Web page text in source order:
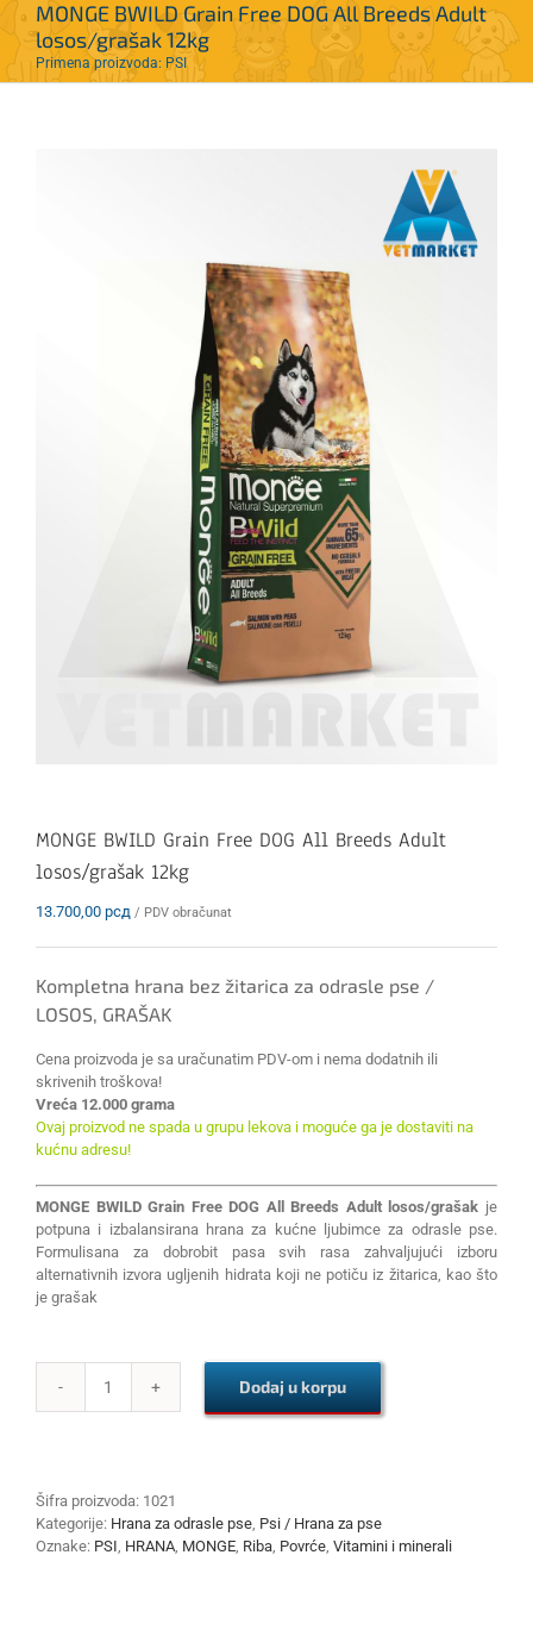
MONGE BWILD Grain Free DOG All Breeds Adult
losos/grašak 12kg
Primena proizvoda: PSI
MONGE BWILD Grain Free DOG All Breeds Adult
losos/grašak 12kg
13.700,00 рсд / PDV obračunat
Kompletna hrana bez žitarica za odrasle pse /
LOSOS, GRAŠAK
Cena proizvoda je sa uračunatim PDV-om i nema dodatnih ili
skrivenih troškova!
Vreća 12.000 grama
Ovaj proizvod ne spada u grupu lekova i moguće ga je dostaviti na
kućnu adresu!
MONGE BWILD Grain Free DOG All Breeds Adult losos/grašak je
potpuna i izbalansirana hrana za kućne ljubimce za odrasle pse.
Formulisana za dobrobit pasa svih rasa zahvaljujući izboru
alternativnih izvora ugljenih hidrata koji ne potiču iz žitarica, kao što
je grašak
MONGE
All
Breeds
Adult
Dodaj u korpu
Šifra proizvoda: 1021
Kategorije: Hrana za odrasle pse Psi / Hrana za pse
Oznake: PSI HRANA MONGE Riba Povrće Vitamini i minerali